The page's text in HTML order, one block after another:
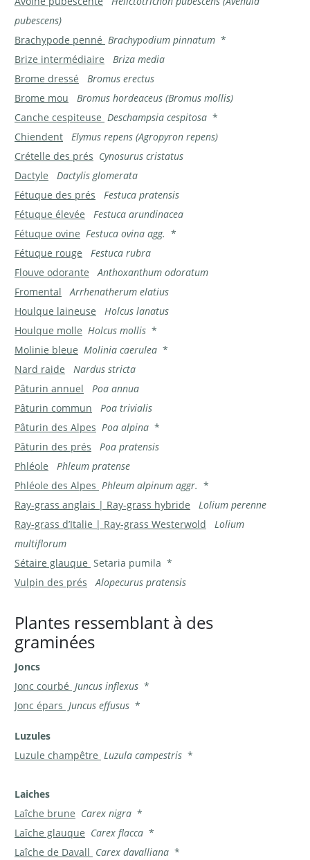
pubescens)
Brachypode penné Brachypodium pinnatum *
Brize intermédiaire
Briza media
Brome dressé
Bromus erectus
Brome mou
Bromus hordeaceus (Bromus mollis)
Canche cespiteuse Deschampsia cespitosa *
Chiendent
Elymus repens (Agropyron repens)
Crételle des prés Cynosurus cristatus
Dactyle
Dactylis glomerata
Fétuque des prés
Festuca pratensis
Fétuque élevée
Festuca arundinacea
Fétuque ovine Festuca ovina agg. *
Fétuque rouge
Festuca rubra
Flouve odorante
Anthoxanthum odoratum
Fromental
Arrhenatherum elatius
Houlque laineuse
Holcus lanatus
Houlque molle Holcus mollis *
Molinie bleue Molinia caerulea *
Nard raide
Nardus stricta
Pâturin annuel
Poa annua
Pâturin commun
Poa trivialis
Pâturin des Alpes Poa alpina *
Pâturin des prés
Poa pratensis
Phléole
Phleum pratense
Phléole des Alpes Phleum alpinum aggr. *
Ray-grass anglais | Ray-grass hybride
Lolium perenne
Ray-grass d’Italie | Ray-grass Westerwold
Lolium
multiflorum
Sétaire glauque Setaria pumila *
Vulpin des prés
Alopecurus pratensis
Plantes ressemblant à des
graminées
Joncs
Jonc courbé Juncus inflexus *
Jonc épars Juncus effusus *
Luzules
Luzule champêtre Luzula campestris *
Laiches
Laîche brune Carex nigra *
Laîche glauque Carex flacca *
Laîche de Davall Carex davalliana *